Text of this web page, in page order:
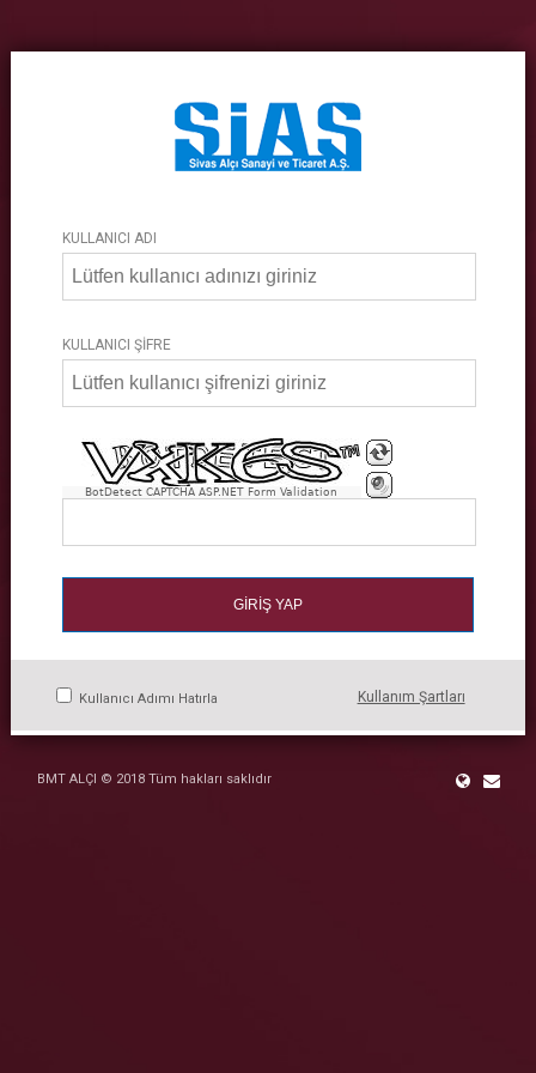
KULLANICI ADI
KULLANICI ŞİFRE
BotDetect CAPTCHA ASP.NET Form Validation
Kullanıcı Adımı Hatırla Kullanım Şartları
BMT ALÇI © 2018 Tüm hakları saklıdır